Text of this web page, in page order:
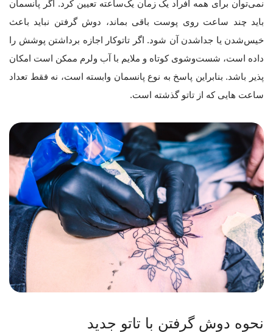
نمی‌توان برای همه افراد یک زمان یک‌ساعته تعیین کرد. اگر پانسمان
باید چند ساعت روی پوست باقی بماند، دوش گرفتن نباید باعث
خیس‌شدن یا جداشدن آن شود. اگر تاتوکار اجازه برداشتن پوشش را
داده است، شست‌وشوی کوتاه و ملایم با آب ولرم ممکن است امکان‌
پذیر باشد. بنابراین پاسخ به نوع پانسمان وابسته است، نه فقط تعداد
ساعت‌ هایی که از تاتو گذشته است.
نحوه دوش گرفتن با تاتو جدید